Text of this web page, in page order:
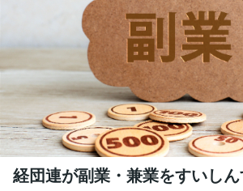
経団連が副業・兼業をすいし